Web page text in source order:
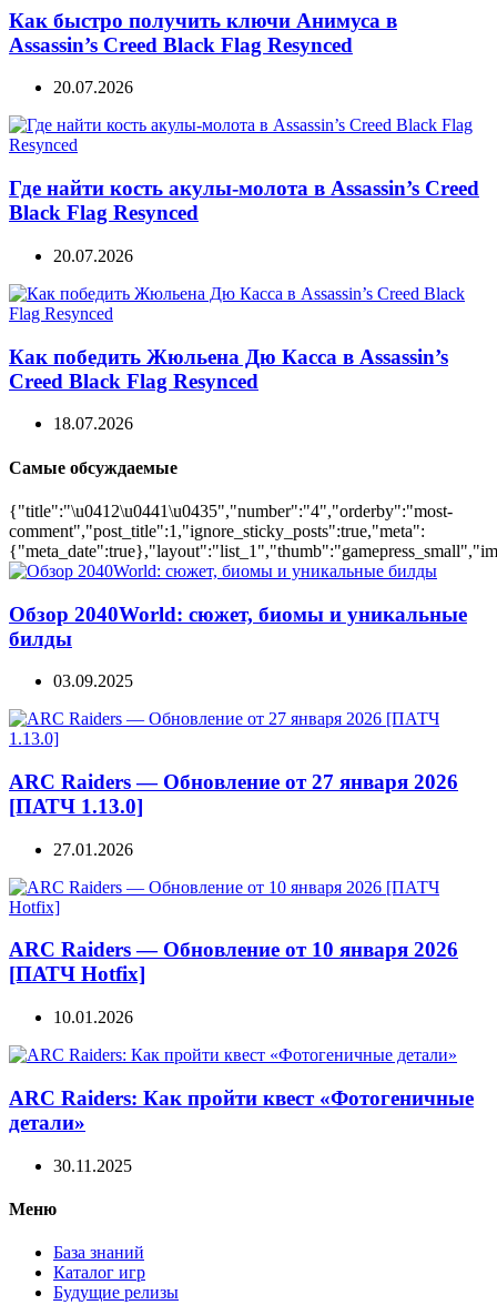
Как быстро получить ключи Анимуса в
Assassin’s Creed Black Flag Resynced
20.07.2026
Где найти кость акулы-молота в Assassin’s Creed
Black Flag Resynced
20.07.2026
Как победить Жюльена Дю Касса в Assassin’s
Creed Black Flag Resynced
18.07.2026
Самые обсуждаемые
{"title":"\u0412\u0441\u0435","number":"4","orderby":"most-
comment","post_title":1,"ignore_sticky_posts":true,"meta":
Обзор 2040World: сюжет, биомы и уникальные
билды
03.09.2025
ARC Raiders — Обновление от 27 января 2026
[ПАТЧ 1.13.0]
27.01.2026
ARC Raiders — Обновление от 10 января 2026
[ПАТЧ Hotfix]
10.01.2026
ARC Raiders: Как пройти квест «Фотогеничные
детали»
30.11.2025
Меню
База знаний
Каталог игр
Будущие релизы